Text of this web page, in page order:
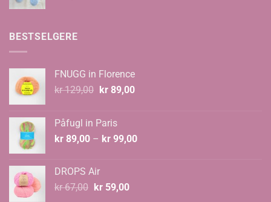
BESTSELGERE
FNUGG in Florence
kr129,00 Opprinnelig
kr 129,00.
kr89,00Nåværende
Påfugl in Paris
kr 89,00 – kr 99,00Prisområde:
DROPS Air
kr67,00 Opprinnelig
kr59,00Nåværende